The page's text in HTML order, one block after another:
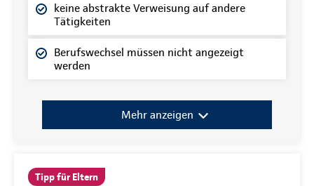
keine abstrakte Verweisung auf andere
Tätigkeiten
Berufswechsel müssen nicht angezeigt
werden
Mehr anzeigen
Tipp für Eltern